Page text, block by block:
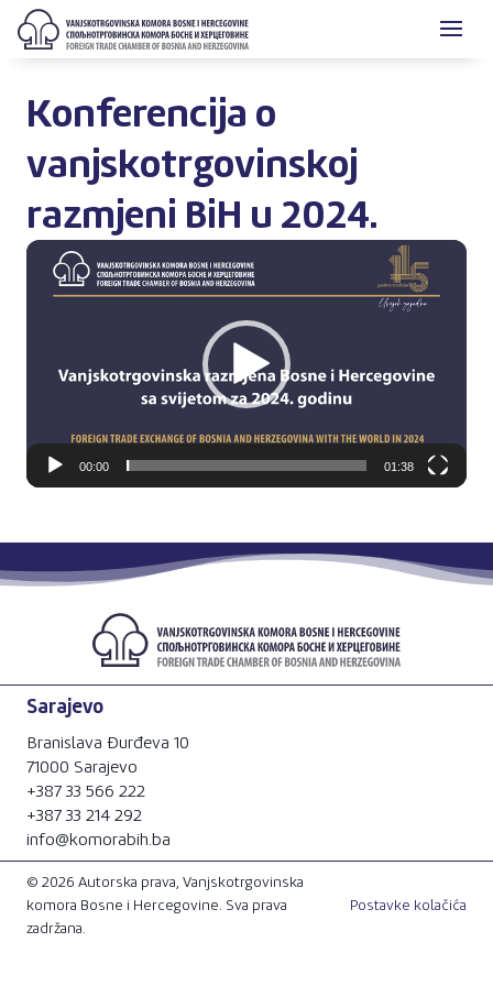
Konferencija o
vanjskotrgovinskoj
razmjeni BiH u 2024.
Video
Player
00:00 01:38
Sarajevo
Branislava Đurđeva 10
71000 Sarajevo
+387 33 566 222
+387 33 214 292
info@komorabih.ba
© 2026 Autorska prava, Vanjskotrgovinska
komora Bosne i Hercegovine. Sva prava
zadržana.
Postavke kolačića